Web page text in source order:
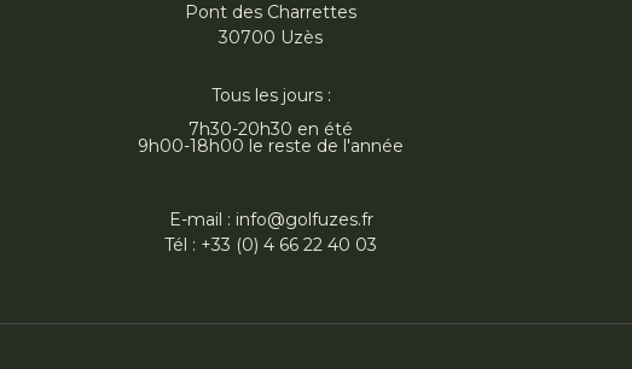
Pont des Charrettes
30700 Uzès
Tous les jours :
7h30-20h30 en été
9h00-18h00 le reste de l'année
E-mail : info@golfuzes.fr
Tél : +33 (0) 4 66 22 40 03